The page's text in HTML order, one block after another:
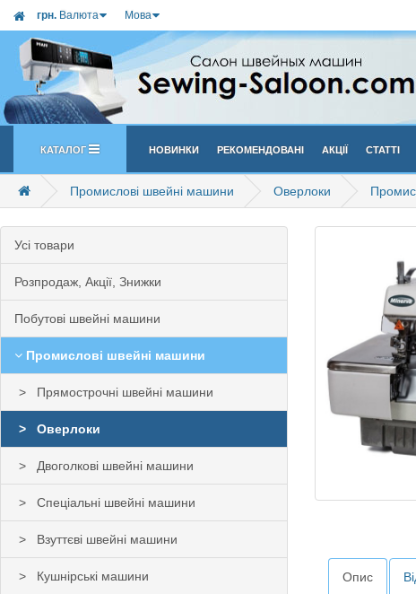
грн. Валюта Мова
Каталог Новинки Рекомендовані Акції Статті
Промислові швейні машини Оверлоки
Усi товари
Розпродаж, Акції, Знижки
Побутові швейні машини
Промислові швейні машини
Прямострочні швейні машини
Оверлоки
Двоголкові швейні машини
Спеціальні швейні машини
Взуттєві швейні машини
Кушнірські машини Опис